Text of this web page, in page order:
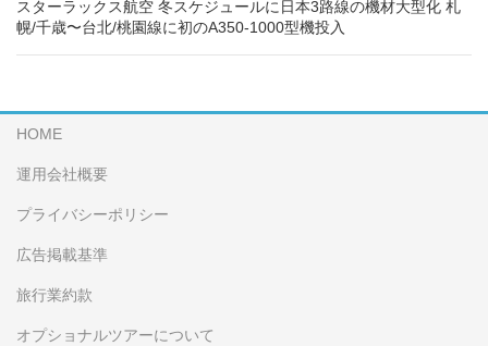
スターラックス航空 冬スケジュールに日本3路線の機材大型化 札
幌/千歳〜台北/桃園線に初のA350-1000型機投入
HOME
運用会社概要
プライバシーポリシー
広告掲載基準
旅行業約款
オプショナルツアーについて